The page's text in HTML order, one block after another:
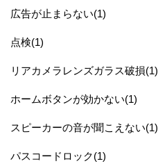
広告が止まらない(1)
点検(1)
リアカメラレンズガラス破損(1)
ホームボタンが効かない(1)
スピーカーの音が聞こえない(1)
パスコードロック(1)